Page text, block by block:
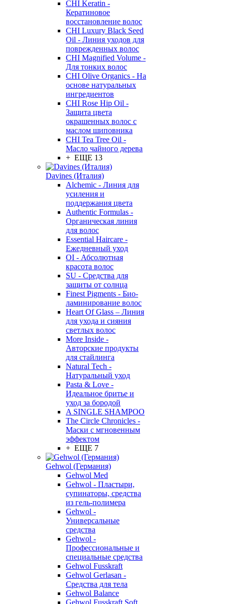
CHI Keratin -
Кератиновое
восстановление волос
CHI Luxury Black Seed
Oil - Линия уходов для
поврежденных волос
CHI Magnified Volume -
Для тонких волос
CHI Olive Organics - На
основе натуральных
ингредиентов
CHI Rose Hip Oil -
Защита цвета
окрашенных волос с
маслом шиповника
CHI Tea Tree Oil -
Масло чайного дерева
+ ЕЩЕ 13
Davines (Италия)
Alchemic - Линия для
усиления и
поддержания цвета
Authentic Formulas -
Органическая линия
для волос
Essential Haircare -
Eжедневный уход
OI - Абсолютная
красота волос
SU - Средства для
защиты от солнца
Finest Pigments - Био-
ламинирование волос
Heart Of Glass – Линия
для ухода и сияния
светлых волос
More Inside -
Авторские продукты
для стайлинга
Natural Tech -
Натуральный уход
Pasta & Love -
Идеальное бритье и
уход за бородой
A SINGLE SHAMPOO
The Circle Chronicles -
Маски с мгновенным
эффектом
+ ЕЩЕ 7
Gehwol (Германия)
Gehwol Med
Gehwol - Пластыри,
супинаторы, средства
из гель-полимера
Gehwol -
Универсальные
средства
Gehwol -
Профессиональные и
специальные средства
Gehwol Fusskraft
Gehwol Gerlasan -
Средства для тела
Gehwol Balance
Gehwol Fusskraft Soft